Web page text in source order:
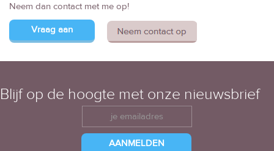
Neem dan contact met me op!
Vraag aan
Blijf op de hoogte met onze nieuwsbrief